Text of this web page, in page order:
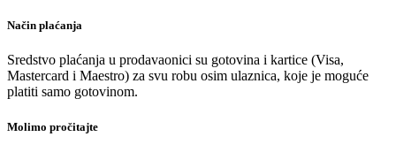
Način plaćanja
Sredstvo plaćanja u prodavaonici su gotovina i kartice (Visa,
Mastercard i Maestro) za svu robu osim ulaznica, koje je moguće
platiti samo gotovinom.
Molimo pročitajte